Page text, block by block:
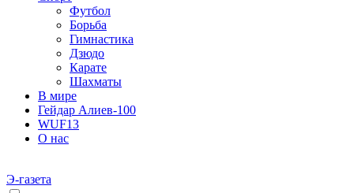
Футбол
Борьба
Гимнастика
Дзюдо
Карате
Шахматы
В мире
Гейдар Алиев-100
WUF13
О нас
Э-газета